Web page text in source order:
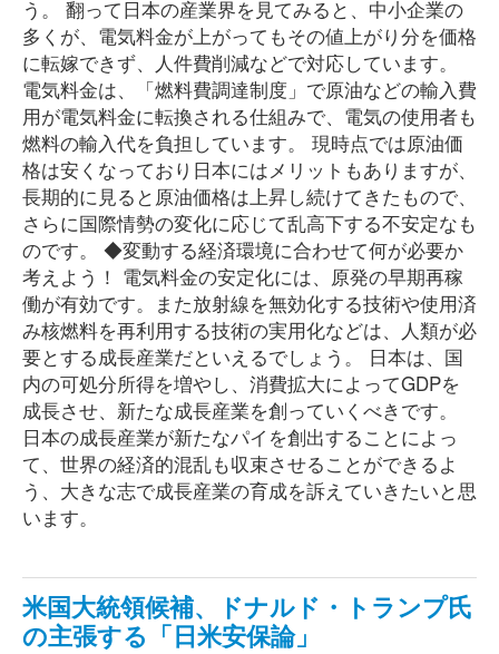
う。 翻って日本の産業界を見てみると、中小企業の
多くが、電気料金が上がってもその値上がり分を価格
に転嫁できず、人件費削減などで対応しています。
電気料金は、「燃料費調達制度」で原油などの輸入費
用が電気料金に転換される仕組みで、電気の使用者も
燃料の輸入代を負担しています。 現時点では原油価
格は安くなっており日本にはメリットもありますが、
長期的に見ると原油価格は上昇し続けてきたもので、
さらに国際情勢の変化に応じて乱高下する不安定なも
のです。 ◆変動する経済環境に合わせて何が必要か
考えよう！ 電気料金の安定化には、原発の早期再稼
働が有効です。また放射線を無効化する技術や使用済
み核燃料を再利用する技術の実用化などは、人類が必
要とする成長産業だといえるでしょう。 日本は、国
内の可処分所得を増やし、消費拡大によってGDPを
成長させ、新たな成長産業を創っていくべきです。
日本の成長産業が新たなパイを創出することによっ
て、世界の経済的混乱も収束させることができるよ
う、大きな志で成長産業の育成を訴えていきたいと思
います。
米国大統領候補、ドナルド・トランプ氏
の主張する「日米安保論」